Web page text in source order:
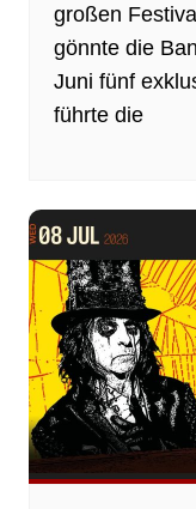
großen
gönnte die
Juni fünf
führte die